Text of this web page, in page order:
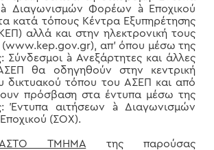
Διαγωνισμών Φορέων à Εποχικού
κατά τόπους Κέντρα Εξυπηρέτησης
αλλά και στην ηλεκτρονική τους
(www.kep.gov.gr), απ’ όπου μέσω της
Σύνδεσμοι à Ανεξάρτητες και άλλες
θα οδηγηθούν στην κεντρική
δικτυακού τόπου του ΑΣΕΠ και από
πρόσβαση στα έντυπα μέσω της
Έντυπα αιτήσεων à Διαγωνισμών
(ΣΟΧ).
ΤΜΗΜΑ της παρούσας